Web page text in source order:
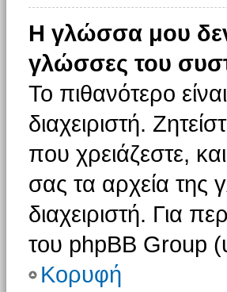
Η γλώσσα μου
γλώσσες του
Το πιθανότερο
διαχειριστή.
που χρειάζεστε,
σας τα αρχεία της
διαχειριστή. Για
του phpBB Group
Κορυφή